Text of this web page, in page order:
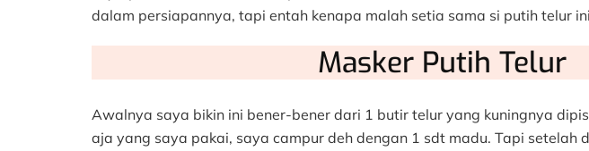
dalam persiapannya, tapi entah kenapa malah setia sama si putih telur
Masker Putih Telur
Awalnya saya bikin ini bener-bener dari 1 butir telur yang kuningnya
aja yang saya pakai, saya campur deh dengan 1 sdt madu. Tapi setelah